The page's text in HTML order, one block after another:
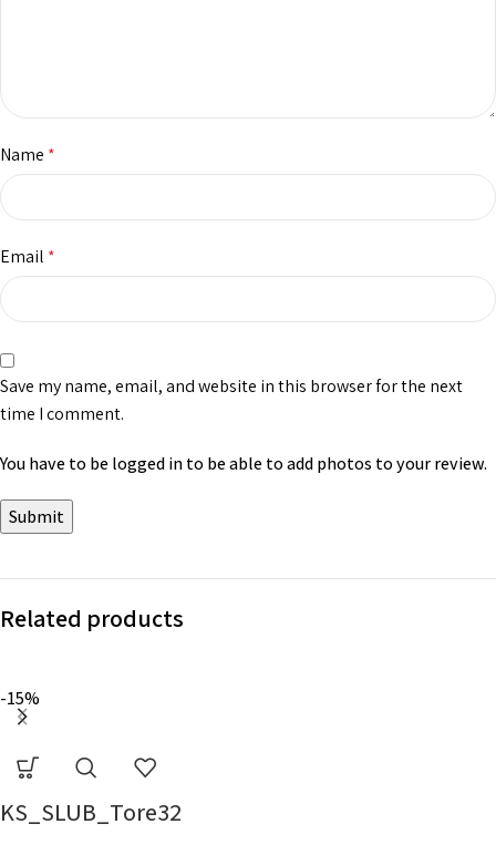
Name *
Email *
Save my name, email, and website in this browser for the next
time I comment.
You have to be logged in to be able to add photos to your review.
Related products
-15%
KS_SLUB_Tore32